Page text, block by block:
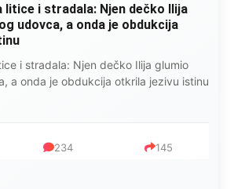
litice i stradala: Njen dečko Ilija
udovca, a onda je obdukcija
i stradala: Njen dečko Ilija glumio
a onda je obdukcija otkrila jezivu istinu
234 145